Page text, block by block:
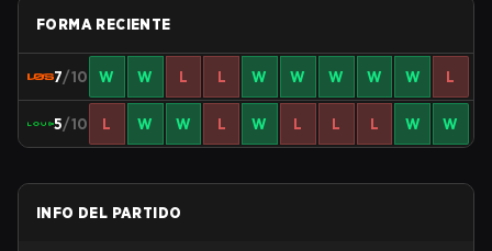
FORMA RECIENTE
7/10 W W L L W W W W W L
5/10 L W W L W L L L W W
INFO DEL PARTIDO